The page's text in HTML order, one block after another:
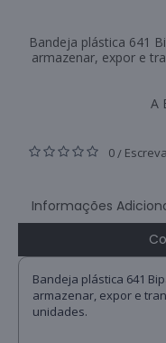
Bandeja plástica 641
armazenar, expor e
A
0 /
Informações
Bandeja plástica 641
armazenar, expor e
unidades.